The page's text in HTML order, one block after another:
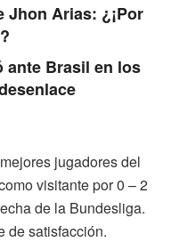
Jhon Arias: ¿¡Por
ante Brasil en los
jugadores del
visitante por 0 – 2
de la Bundesliga.
de satisfacción.